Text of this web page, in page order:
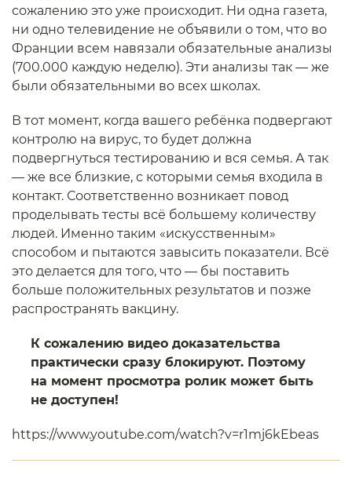
сожалению это уже происходит. Ни одна газета,
ни одно телевидение не объявили о том, что во
Франции всем навязали обязательные анализы
(700.000 каждую неделю). Эти анализы так — же
были обязательными во всех школах.
В тот момент, когда вашего ребёнка подвергают
контролю на вирус, то будет должна
подвергнуться тестированию и вся семья. А так
— же все близкие, с которыми семья входила в
контакт. Соответственно возникает повод
проделывать тесты всё большему количеству
людей. Именно таким «искусственным»
способом и пытаются завысить показатели. Всё
это делается для того, что — бы поставить
больше положительных результатов и позже
распространять вакцину.
К сожалению видео доказательства
практически сразу блокируют. Поэтому
на момент просмотра ролик может быть
не доступен!
https://www.youtube.com/watch?v=r1mj6kEbeas